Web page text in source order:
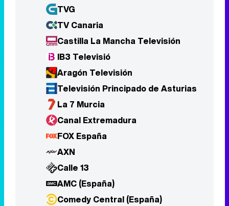
TVG
TV Canaria
Castilla La Mancha Televisión
IB3 Televisió
Aragón Televisión
Televisión Principado de Asturias
La 7 Murcia
Canal Extremadura
FOX España
AXN
Calle 13
AMC (España)
Comedy Central (España)